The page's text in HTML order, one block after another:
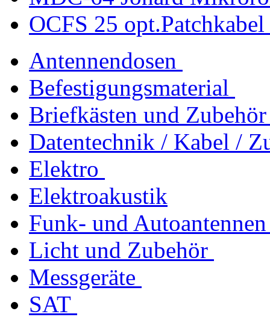
OCFS 25
Antennendosen
Befestigungsmaterial
Briefkästen und Zubehör
Datentechnik / Kabel /
Elektro
Elektroakustik
Funk- und Autoantennen
Licht und Zubehör
Messgeräte
SAT